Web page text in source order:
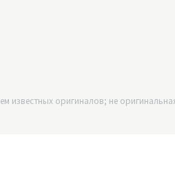
известных оригиналов; не